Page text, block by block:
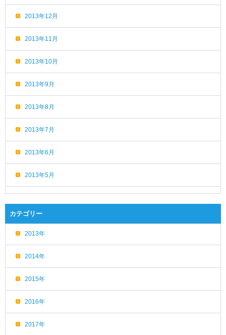
2013年12月
2013年11月
2013年10月
2013年9月
2013年8月
2013年7月
2013年6月
2013年5月
カテゴリー
2013年
2014年
2015年
2016年
2017年